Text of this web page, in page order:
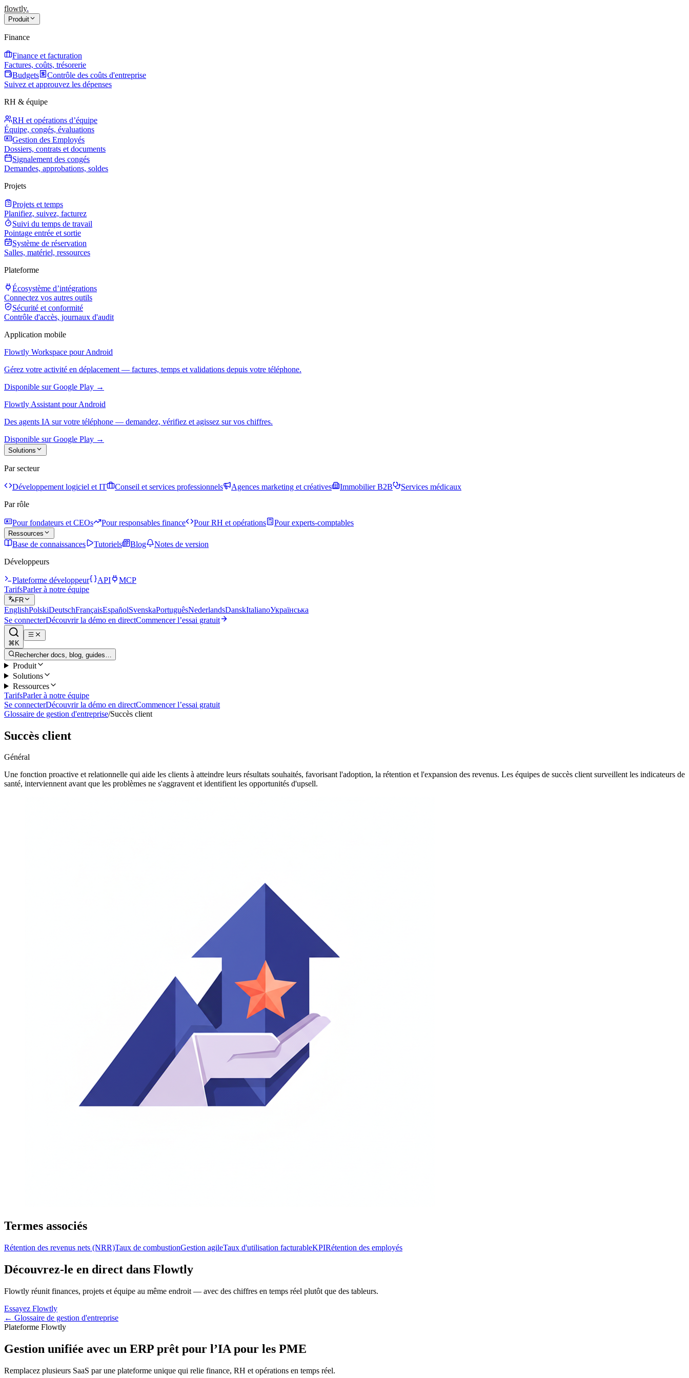
flowtly.
Produit
Finance
Finance et facturation
Factures, coûts, trésorerie
Budgets
Contrôle des coûts d'entreprise
Suivez et approuvez les dépenses
RH & équipe
RH et opérations d’équipe
Équipe, congés, évaluations
Gestion des Employés
Dossiers, contrats et documents
Signalement des congés
Demandes, approbations, soldes
Projets
Projets et temps
Planifiez, suivez, facturez
Suivi du temps de travail
Pointage entrée et sortie
Système de réservation
Salles, matériel, ressources
Plateforme
Écosystème d’intégrations
Connectez vos autres outils
Sécurité et conformité
Contrôle d'accès, journaux d'audit
Application mobile
Flowtly Workspace pour Android
Gérez votre activité en déplacement — factures, temps et validations depuis votre téléphone.
Disponible sur Google Play →
Flowtly Assistant pour Android
Des agents IA sur votre téléphone — demandez, vérifiez et agissez sur vos chiffres.
Disponible sur Google Play →
Solutions
Par secteur
Développement logiciel et IT Conseil et services professionnels Agences marketing et créatives Immobilier B2B
Services médicaux
Par rôle
Pour fondateurs et CEOs Pour responsables finance Pour RH et opérations Pour experts-comptables
Ressources
Base de connaissances Tutoriels Blog
Notes de version
Développeurs
Plateforme développeur API
MCP
TarifsParler à notre équipe
FR
EnglishPolskiDeutschFrançaisEspañolSvenskaPortuguêsNederlandsDanskItalianoУкраїнська
Se connecterDécouvrir la démo en directCommencer l’essai gratuit
⌘K
Rechercher docs, blog, guides…
Produit
Solutions
Ressources
TarifsParler à notre équipe
Se connecterDécouvrir la démo en directCommencer l’essai gratuit
Glossaire de gestion d'entreprise/Succès client
Succès client
Général
Une fonction proactive et relationnelle qui aide les clients à atteindre leurs résultats souhaités, favorisant l'adoption, la rétention et l'expansion des revenus. Les équipes de succès client surveillent les indicateurs de
santé, interviennent avant que les problèmes ne s'aggravent et identifient les opportunités d'upsell.
Termes associés
Rétention des revenus nets (NRR)Taux de combustionGestion agileTaux d'utilisation facturableKPIRétention des employés
Découvrez-le en direct dans Flowtly
Flowtly réunit finances, projets et équipe au même endroit — avec des chiffres en temps réel plutôt que des tableurs.
Essayez Flowtly
← Glossaire de gestion d'entreprise
Plateforme Flowtly
Gestion unifiée avec un ERP prêt pour l’IA pour les PME
Remplacez plusieurs SaaS par une plateforme unique qui relie finance, RH et opérations en temps réel.